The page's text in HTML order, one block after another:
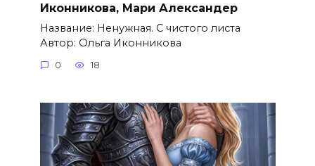
Иконникова, Мари Александер
Название: Ненужная. С чистого листа
Автор: Ольга Иконникова
0 18